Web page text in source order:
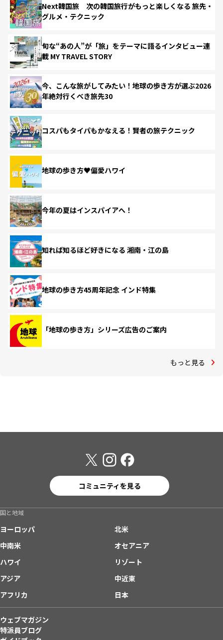
Next韓国旅 次の韓国旅行がもっと楽しくなる 旅先・
グルメ・テクニック
旬な“あの人”が「旅」をテーマに語るインタビュー連
載 MY TRAVEL STORY
今、こんな旅がしてみたい！地球の歩き方が選ぶ2026
年絶対行くべき旅先30
コスパもタイパもかなえる！賢者の旅テクニック
地球の歩き方♥偏愛ハワイ
今年の夏はインスパイアへ！
知れば知るほど好きになる 湘南・江の島
地球の歩き方45周年記念 インド特集
「地球の歩き方」シリーズ広告のご案内
もっと見る
コミュニティを見る
国と地域
ヨーロッパ
北米
中南米
オセアニア
ハワイ
リゾート
アジア
中近東
アフリカ
日本
ウェブマガジン
特派員ブログ